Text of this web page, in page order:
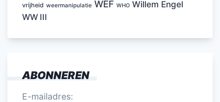
vrijheid weermanipulatie WEF WHO Willem Engel
WW III
ABONNEREN
E-mailadres: